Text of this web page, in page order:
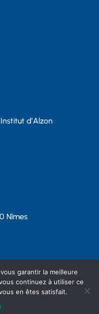
d’Alzon
Nîmes
garantir la meilleure
continuez à utiliser ce
en êtes satisfait.